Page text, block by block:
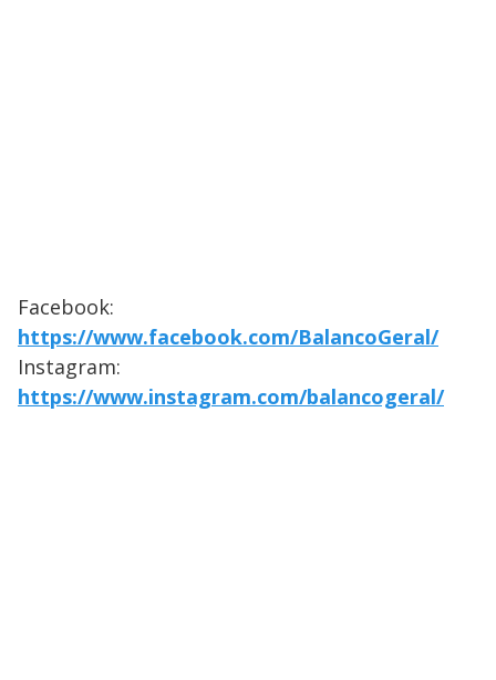
Facebook:
https://www.facebook.com/BalancoGeral/
Instagram:
https://www.instagram.com/balancogeral/